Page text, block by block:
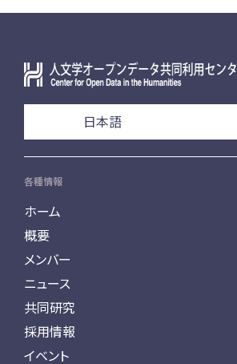
日本語
各種情報
ホーム
概要
メンバー
ニュース
共同研究
採用情報
イベント